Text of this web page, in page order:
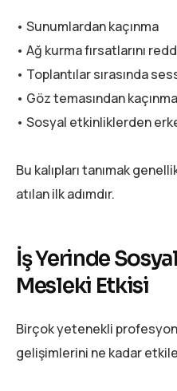
• Sunumlardan kaçınma
• Ağ kurma fırsatlarını
• Toplantılar sırasında
• Göz temasından kaçınma
• Sosyal etkinliklerden
Bu kalıpları tanımak
atılan ilk adımdır.
İş Yerinde
Mesleki Etkisi
Birçok yetenekli
gelişimlerini ne kadar